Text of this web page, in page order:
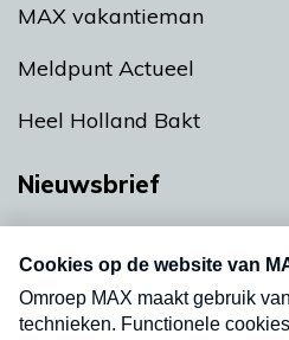
MAX vakantieman
Meldpunt Actueel
Heel Holland Bakt
Nieuwsbrief
nieuwsbrief. Elke vrijdag-
uw mailbox.